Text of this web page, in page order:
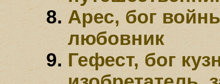
Арес, бог
любовник
Гефест, бог